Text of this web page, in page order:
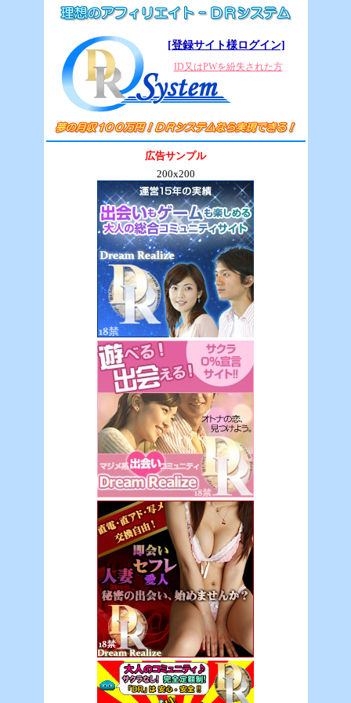
[登録サイト様ログイン]
ID又はPWを紛失された方
広告サンプル
200x200